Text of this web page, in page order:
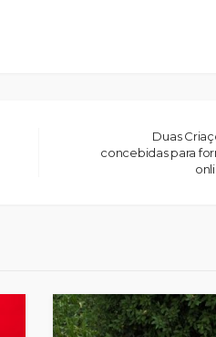
Duas
concebidas para